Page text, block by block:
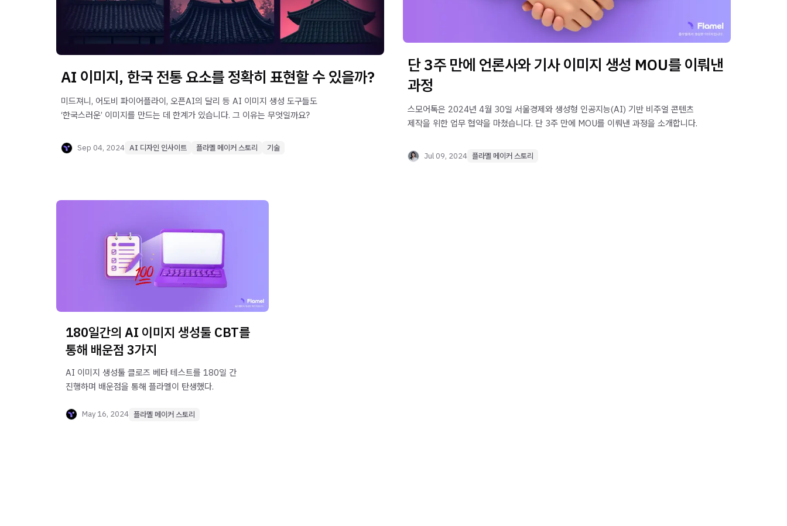
AI 이미지, 한국 전통 요소를 정확히 표현할 수 있을까?
미드져니, 어도비 파이어플라이, 오픈AI의 달리 등 AI 이미지 생성 도구들도
‘한국스러운’ 이미지를 만드는 데 한계가 있습니다. 그 이유는 무엇일까요?
Sep 04, 2024 AI 디자인 인사이트 플라멜 메이커 스토리 기술
단 3주 만에 언론사와 기사 이미지 생성 MOU를 이뤄낸
과정
스모어톡은 2024년 4월 30일 서울경제와 생성형 인공지능(AI) 기반 비주얼 콘텐츠
제작을 위한 업무 협약을 마쳤습니다. 단 3주 만에 MOU를 이뤄낸 과정을 소개합니다.
Jul 09, 2024 플라멜 메이커 스토리
180일간의 AI 이미지 생성툴 CBT를
통해 배운점 3가지
AI 이미지 생성툴 클로즈 베타 테스트를 180일 간
진행하며 배운점을 통해 플라멜이 탄생했다.
May 16, 2024 플라멜 메이커 스토리